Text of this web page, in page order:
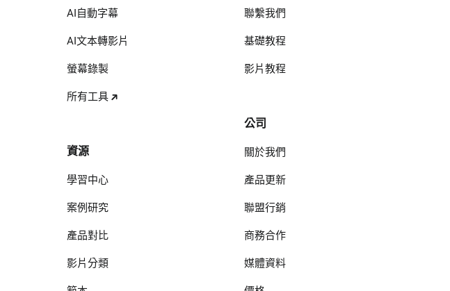
AI自動字幕
AI文本轉影片
螢幕錄製
所有工具
資源
學習中心
案例研究
產品對比
影片分類
聯繫我們
基礎教程
影片教程
公司
關於我們
產品更新
聯盟行銷
商務合作
媒體資料